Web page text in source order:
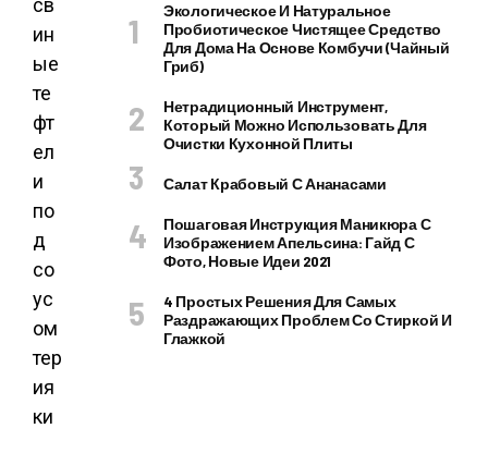
Экологическое И Натуральное
Пробиотическое Чистящее Средство
Для Дома На Основе Комбучи (чайный
Гриб)
Нетрадиционный Инструмент,
Который Можно Использовать Для
Очистки Кухонной Плиты
Салат Крабовый С Ананасами
Пошаговая Инструкция Маникюра С
Изображением Апельсина: Гайд С
Фото, Новые Идеи 2021
4 Простых Решения Для Самых
Раздражающих Проблем Со Стиркой И
Глажкой